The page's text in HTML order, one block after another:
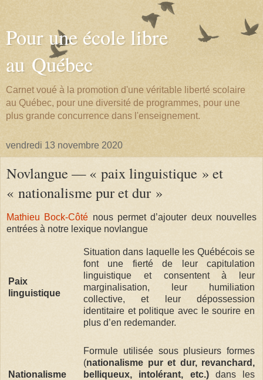
Pour une école libre
au Québec
Carnet voué à la promotion d'une véritable liberté scolaire
au Québec, pour une diversité de programmes, pour une
plus grande concurrence dans l'enseignement.
vendredi 13 novembre 2020
Novlangue — « paix linguistique » et
« nationalisme pur et dur »
Mathieu Bock-Côté nous permet d’ajouter deux nouvelles
entrées à notre lexique novlangue
Paix
linguistique
Situation dans laquelle les Québécois se
font une fierté de leur capitulation
linguistique et consentent à leur
marginalisation, leur humiliation
collective, et leur dépossession
identitaire et politique avec le sourire en
plus d’en redemander.
Nationalisme
Formule utilisée sous plusieurs formes
(nationalisme pur et dur, revanchard,
belliqueux, intolérant, etc.) dans les